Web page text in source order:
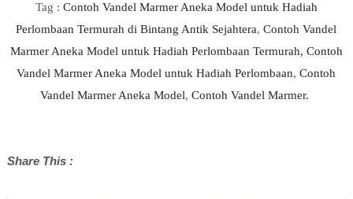
Tag : Contoh Vandel Marmer Aneka Model untuk Hadiah
Perlombaan Termurah di Bintang Antik Sejahtera,Contoh Vandel
Marmer Aneka Model untuk Hadiah Perlombaan Termurah, Contoh
Vandel Marmer Aneka Model untuk Hadiah Perlombaan,Contoh
Vandel Marmer Aneka Model,Contoh Vandel Marmer.
Share This :